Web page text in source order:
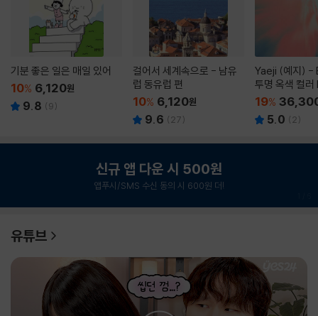
기분 좋은 일은 매일 있어
10% 6,120원
9.8 (9)
걸어서 세계속으로 - 남유
럽 동유럽 편
10% 6,120원
9.6 ( 27)
Yaeji (예지) -
투명 옥색 컬
19%
5.0 ( 2)
신규 앱 다운 시 500원
앱푸시/SMS 수신 동의 시 600원 더!
유튜브